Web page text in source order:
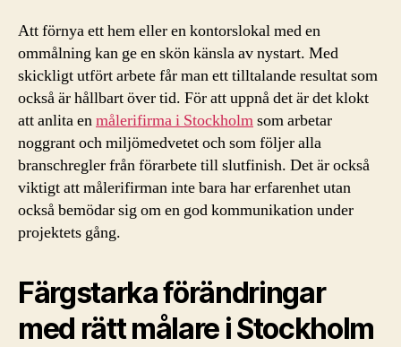
Att förnya ett hem eller en kontorslokal med en
ommålning kan ge en skön känsla av nystart. Med
skickligt utfört arbete får man ett tilltalande resultat som
också är hållbart över tid. För att uppnå det är det klokt
att anlita enmålerifirma i Stockholmsom arbetar
noggrant och miljömedvetet och som följer alla
branschregler från förarbete till slutfinish. Det är också
viktigt att målerifirman inte bara har erfarenhet utan
också bemödar sig om en god kommunikation under
projektets gång.
Färgstarka förändringar
med rätt målare i Stockholm